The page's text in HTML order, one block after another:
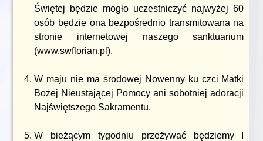
Świętej będzie mogło uczestniczyć najwyżej 60
osób będzie ona bezpośrednio transmitowana na
stronie internetowej naszego sanktuarium
(www.swflorian.pl).
W maju nie ma środowej Nowenny ku czci Matki
Bożej Nieustającej Pomocy ani sobotniej adoracji
Najświętszego Sakramentu.
W bieżącym tygodniu przeżywać będziemy I